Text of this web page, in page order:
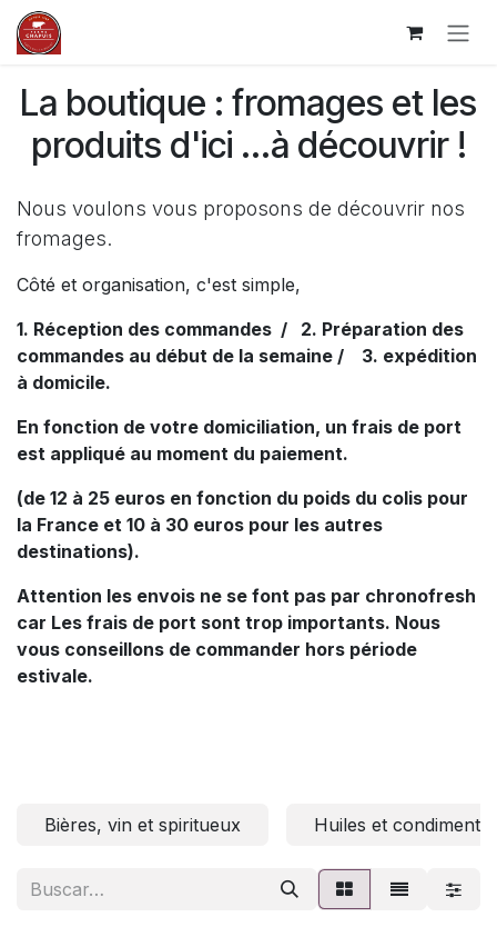
Ir al contenido
La boutique : fromages et les
produits d'ici ...à découvrir !
Nous voulons vous proposons de découvrir nos
fromages.
Côté et organisation, c'est simple,
1. Réception des commandes / 2. Préparation des
commandes au début de la semaine / 3. expédition
à domicile.
En fonction de votre domiciliation, un frais de port
est appliqué au moment du paiement.
(de 12 à 25 euros en fonction du poids du colis pour
la France et 10 à 30 euros pour les autres
destinations).
Attention les envois ne se font pas par chronofresh
car Les frais de port sont trop importants. Nous
vous conseillons de commander hors période
estivale.
Bières, vin et spiritueux Huiles et condiments